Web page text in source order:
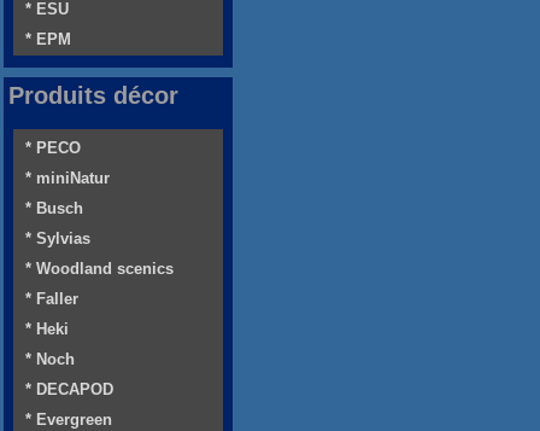
* ESU
* EPM
Produits décor
* PECO
* miniNatur
* Busch
* Sylvias
* Woodland scenics
* Faller
* Heki
* Noch
* DECAPOD
* Evergreen